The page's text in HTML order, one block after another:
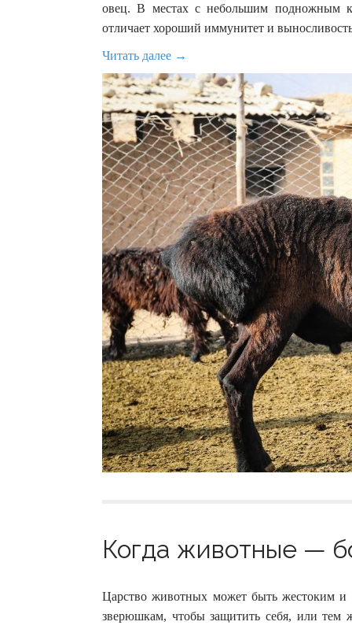
овец. В местах с небольшим подножным
отличает хороший иммунитет и
Читать далее →
Когда животные —
Царство животных может быть жестоким
зверюшкам, чтобы защитить себя, или